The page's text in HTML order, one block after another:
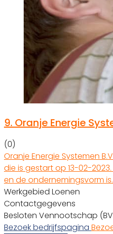
9. Oranje Energie
(0)
Oranje Energie Systemen
die is gestart op 13-02-
en de ondernemingsvorm
Werkgebied Loenen
Contactgegevens
Besloten Vennootschap
Bezoek bedrijfspagina